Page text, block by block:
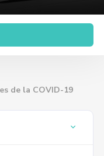
de la COVID-19